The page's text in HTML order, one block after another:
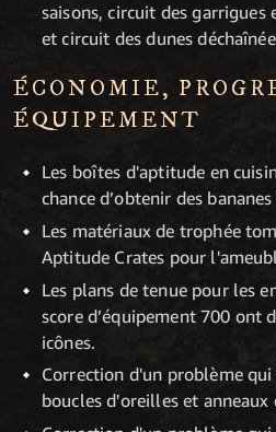
saisons, circuit des
et circuit des dunes
ÉCONOMIE,
ÉQUIPEMENT
Les boîtes d'aptitude en
chance d’obtenir des
Les matériaux de trophée
Aptitude Crates pour
Les plans de tenue pour les
score d’équipement 700 ont
icônes.
Correction d'un problème qui
boucles d'oreilles et